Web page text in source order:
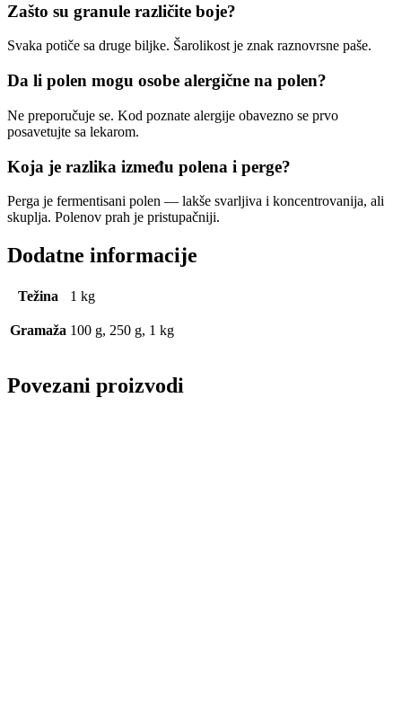
Zašto su granule različite boje?
Svaka potiče sa druge biljke. Šarolikost je znak raznovrsne paše.
Da li polen mogu osobe alergične na polen?
Ne preporučuje se. Kod poznate alergije obavezno se prvo
posavetujte sa lekarom.
Koja je razlika između polena i perge?
Perga je fermentisani polen — lakše svarljiva i koncentrovanija, ali
skuplja. Polenov prah je pristupačniji.
Dodatne informacije
Težina 1 kg
Gramaža 100 g, 250 g, 1 kg
Povezani proizvodi